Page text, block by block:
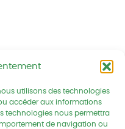
utilisons des technologies
accéder aux informations
technologies nous permettra
de navigation ou
vivantes
Sans Pitié BP
cedex